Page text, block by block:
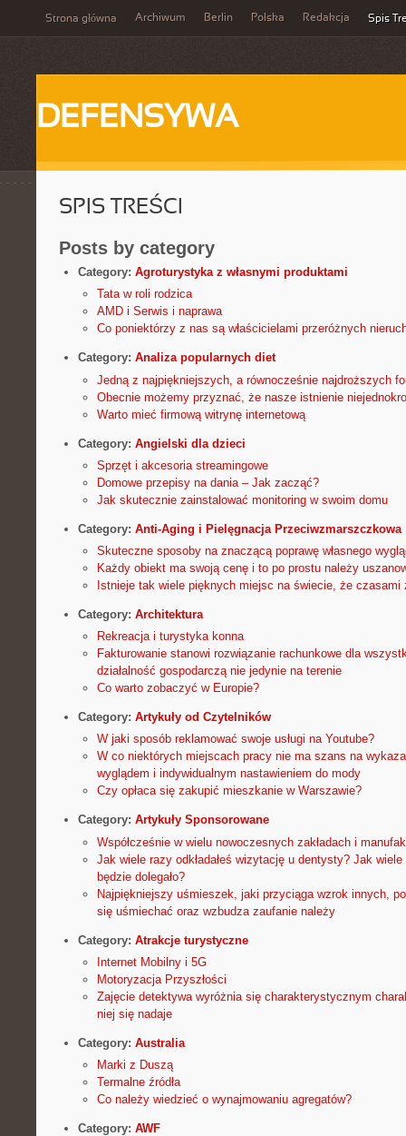
Strona główna Archiwum Berlin Polska Redakcja Spis
DEFENSYWA
SPIS TREŚCI
Posts by category
Category: Agroturystyka z własnymi produktami
Tata w roli rodzica
AMD i Serwis i naprawa
Co poniektórzy z nas są właścicielami przeróżnych
Category: Analiza popularnych diet
Jedną z najpiękniejszych, a równocześnie najdroższych
Obecnie możemy przyznać, że nasze istnienie
Warto mieć firmową witrynę internetową
Category: Angielski dla dzieci
Sprzęt i akcesoria streamingowe
Domowe przepisy na dania – Jak zacząć?
Jak skutecznie zainstalować monitoring w swoim domu
Category: Anti-Aging i Pielęgnacja Przeciwzmarszczkowa
Skuteczne sposoby na znaczącą poprawę własnego
Każdy obiekt ma swoją cenę i to po prostu należy
Istnieje tak wiele pięknych miejsc na świecie, że czasami
Category: Architektura
Rekreacja i turystyka konna
Fakturowanie stanowi rozwiązanie rachunkowe dla
działalność gospodarczą nie jedynie na terenie
Co warto zobaczyć w Europie?
Category: Artykuły od Czytelników
W jaki sposób reklamować swoje usługi na Youtube?
W co niektórych miejscach pracy nie ma szans na
wyglądem i indywidualnym nastawieniem do mody
Czy opłaca się zakupić mieszkanie w Warszawie?
Category: Artykuły Sponsorowane
Współcześnie w wielu nowoczesnych zakładach i
Jak wiele razy odkładałeś wizytację u dentysty? Jak
będzie dolegało?
Najpiękniejszy uśmieszek, jaki przyciąga wzrok innych,
się uśmiechać oraz wzbudza zaufanie należy
Category: Atrakcje turystyczne
Internet Mobilny i 5G
Motoryzacja Przyszłości
Zajęcie detektywa wyróżnia się charakterystycznym
niej się nadaje
Category: Australia
Marki z Duszą
Termalne źródła
Co należy wiedzieć o wynajmowaniu agregatów?
Category: AWF